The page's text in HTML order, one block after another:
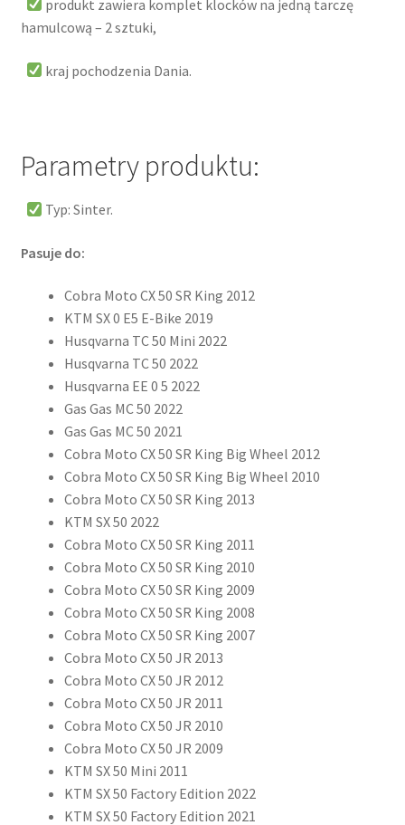
produkt zawiera komplet klocków na jedną tarczę
hamulcową – 2 sztuki,
kraj pochodzenia Dania.
Parametry produktu:
Typ: Sinter.
Pasuje do:
Cobra Moto CX 50 SR King 2012
KTM SX 0 E5 E-Bike 2019
Husqvarna TC 50 Mini 2022
Husqvarna TC 50 2022
Husqvarna EE 0 5 2022
Gas Gas MC 50 2022
Gas Gas MC 50 2021
Cobra Moto CX 50 SR King Big Wheel 2012
Cobra Moto CX 50 SR King Big Wheel 2010
Cobra Moto CX 50 SR King 2013
KTM SX 50 2022
Cobra Moto CX 50 SR King 2011
Cobra Moto CX 50 SR King 2010
Cobra Moto CX 50 SR King 2009
Cobra Moto CX 50 SR King 2008
Cobra Moto CX 50 SR King 2007
Cobra Moto CX 50 JR 2013
Cobra Moto CX 50 JR 2012
Cobra Moto CX 50 JR 2011
Cobra Moto CX 50 JR 2010
Cobra Moto CX 50 JR 2009
KTM SX 50 Mini 2011
KTM SX 50 Factory Edition 2022
KTM SX 50 Factory Edition 2021